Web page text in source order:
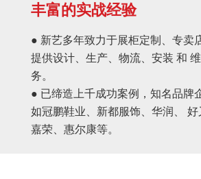
丰富的实战经验
● 新艺多年致力于展柜定制、专卖
提供设计、生产、物流、安装 和
务。
● 已缔造上千成功案例，知名品牌
如冠鹏鞋业、新都服饰、华润、 好
嘉荣、惠尔康等。